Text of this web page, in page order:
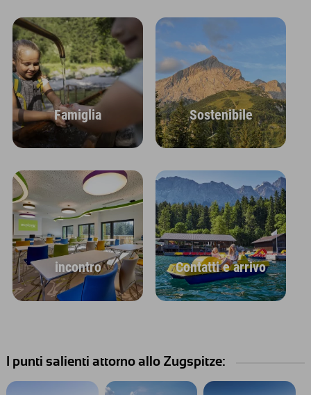
Famiglia Sostenibile
incontro Contatti e arrivo
I punti salienti attorno allo Zugspitze: